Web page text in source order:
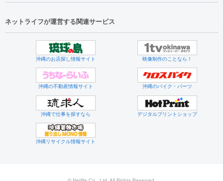
ネットライフが運営する関連サービス
沖縄のお店探し情報サイト 映像制作のことなら！
沖縄の不動産情報サイト 沖縄のバイク・パーツ
沖縄で仕事を探すなら デジタルプリントショップ
沖縄リサイクル情報サイト